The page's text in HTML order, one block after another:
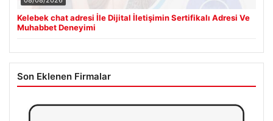
Kelebek chat adresi İle Dijital İletişimin Sertifikalı Adresi Ve
Muhabbet Deneyimi
Son Eklenen Firmalar